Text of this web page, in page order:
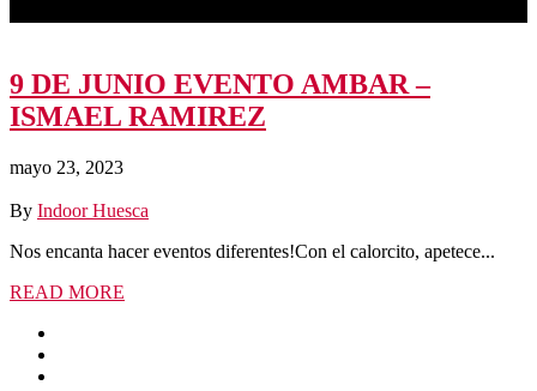
9 DE JUNIO EVENTO AMBAR –
ISMAEL RAMIREZ
mayo 23, 2023
By Indoor Huesca
Nos encanta hacer eventos diferentes!Con el calorcito, apetece...
READ MORE